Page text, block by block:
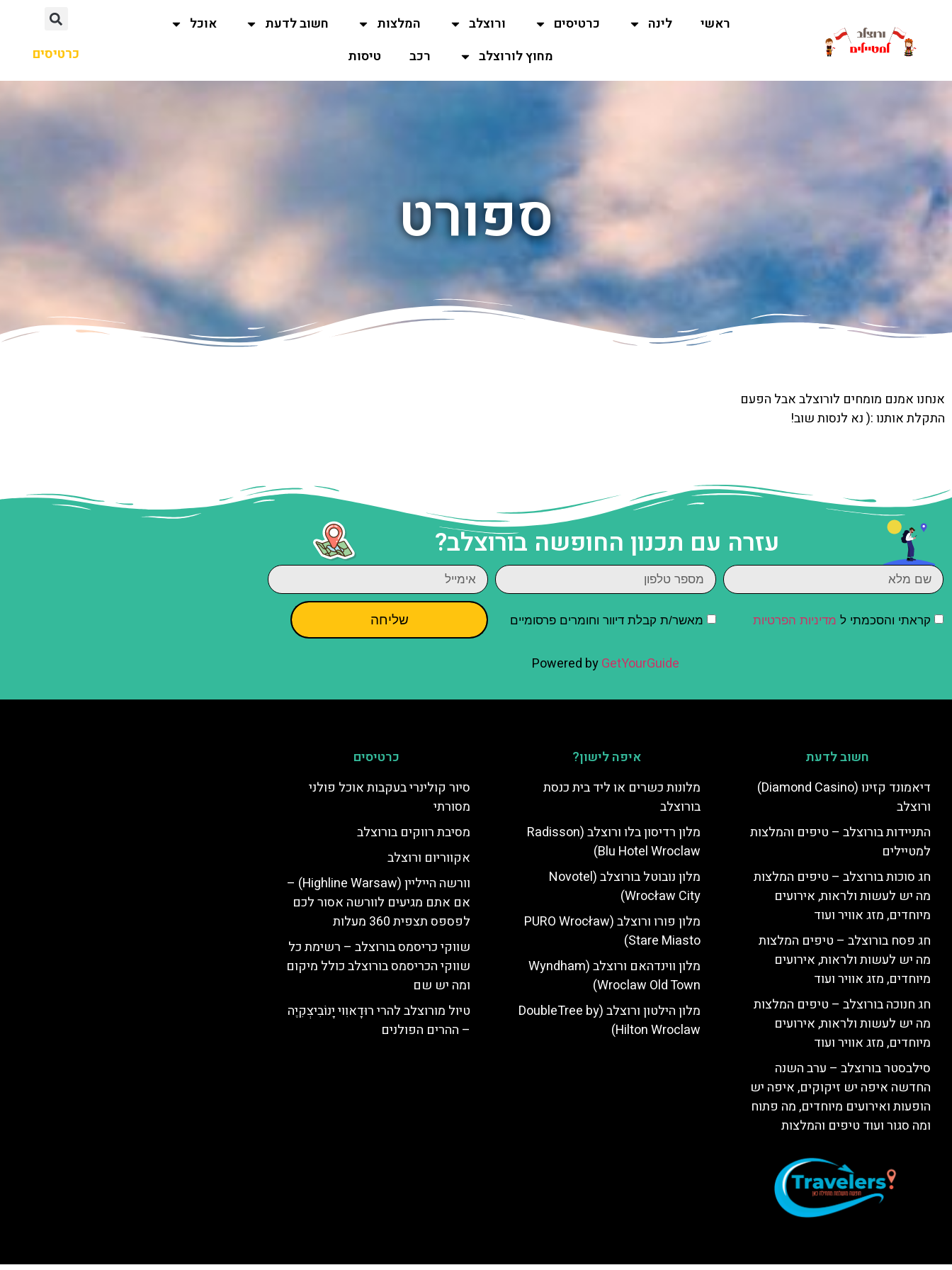
ראשי לינה כרטיסים ורוצלב המלצות חשוב לדעת
אוכל
מחוץ לורוצלב
רכב טיסות כרטיסים
ספורט
אנחנו אמנם מומחים לורוצלב אבל הפעם
התקלת אותנו :( נא לנסות שוב!
עזרה עם תכנון החופשה בורוצלב?
קראתי והסכמתי ל מדיניות הפרטיות מאשר/ת קבלת דיוור וחומרים פרסומיים שליחה
Powered byGetYourGuide
חשוב לדעת
דיאמונד קזינו (Diamond Casino)
ורוצלב
התניידות בורוצלב – טיפים והמלצות
למטיילים
חג סוכות בורוצלב – טיפים המלצות
מה יש לעשות ולראות, אירועים
מיוחדים, מזג אוויר ועוד
חג פסח בורוצלב – טיפים המלצות
מה יש לעשות ולראות, אירועים
מיוחדים, מזג אוויר ועוד
חג חנוכה בורוצלב – טיפים המלצות
מה יש לעשות ולראות, אירועים
מיוחדים, מזג אוויר ועוד
סילבסטר בורוצלב – ערב השנה
החדשה איפה יש זיקוקים, איפה יש
הופעות ואירועים מיוחדים, מה פתוח
ומה סגור ועוד טיפים והמלצות
איפה לישון?
מלונות כשרים או ליד בית כנסת
בורוצלב
מלון רדיסון בלו ורוצלב (Radisson
Blu Hotel Wroclaw)
מלון נובוטל בורוצלב (Novotel
Wrocław City)
מלון פורו ורוצלב (PURO Wrocław
Stare Miasto)
מלון ווינדהאם ורוצלב (Wyndham
Wroclaw Old Town)
מלון הילטון ורוצלב (DoubleTree by
Hilton Wroclaw)
כרטיסים
סיור קולינרי בעקבות אוכל פולני
מסורתי
מסיבת רווקים בורוצלב
אקווריום ורוצלב
וורשה הייליין (Highline Warsaw) –
אם אתם מגיעים לוורשה אסור לכם
לפספס תצפית 360 מעלות
שווקי כריסמס בורוצלב – רשימת כל
שווקי הכריסמס בורוצלב כולל מיקום
ומה יש שם
טיול מורוצלב להרי רוּדָאוִוי יָנוֹבִיצְקִיֶה
– ההרים הפולנים